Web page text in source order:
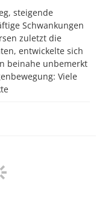
steigende
Schwankungen
zuletzt die
entwickelte sich
beinahe unbemerkt
Viele